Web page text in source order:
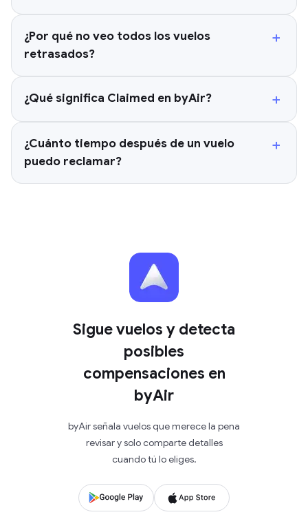
¿Por qué no veo todos los vuelos
retrasados?
+
¿Qué significa Claimed en byAir? +
¿Cuánto tiempo después de un vuelo
puedo reclamar?
+
Sigue vuelos y detecta
posibles
compensaciones en
byAir
byAir señala vuelos que merece la pena
revisar y solo comparte detalles
cuando tú lo eliges.